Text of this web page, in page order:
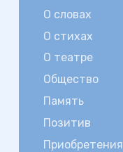
О словах
О стихах
О театре
Общество
Память
Позитив
Приобретения